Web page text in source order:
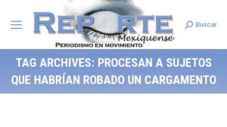
Search:
Buscar
TAG ARCHIVES: PROCESAN A SUJETOS
QUE HABRÍAN ROBADO UN CARGAMENTO